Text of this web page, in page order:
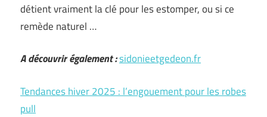
détient vraiment la clé pour les estomper, ou si ce
remède naturel …
A découvrir également :sidonieetgedeon.fr
Tendances hiver 2025 : l’engouement pour les robes
pull